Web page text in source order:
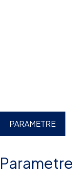
PARAMETRE
Parametre